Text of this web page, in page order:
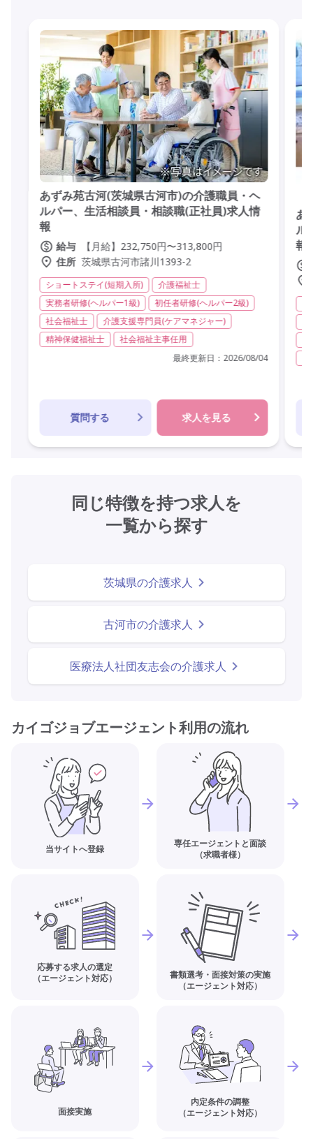
あずみ苑古河(茨城県古河市)の介護職員・ヘ
ルパー、生活相談員・相談職(正社員)求人情
報
給与
【月給】232,750円〜313,800円
住所 茨城県古河市諸川1393-2
ショートステイ(短期入所)
介護福祉士
実務者研修(ヘルパー1級)
初任者研修(ヘルパー2級)
社会福祉士
介護支援専門員(ケアマネジャー)
精神保健福祉士
社会福祉主事任用
最終更新日： 2026/08/04
質問する 求人を見る
あ
ル
報
同じ特徴を持つ求人を
一覧から探す
茨城県の介護求人
古河市の介護求人
医療法人社団友志会の介護求人
カイゴジョブエージェント利用の流れ
当サイトへ登録
専任エージェントと面談
（求職者様）
応募する求人の選定
（エージェント対応）
書類選考・面接対策の実施
（エージェント対応）
面接実施
内定条件の調整
（エージェント対応）